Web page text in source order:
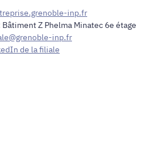
inp.fr
Z Phelma Minatec 6e étage
inp.fr
de la filiale